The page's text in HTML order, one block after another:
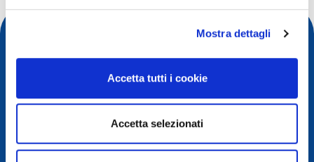
Mostra dettagli
Accetta tutti i cookie
Accetta selezionati